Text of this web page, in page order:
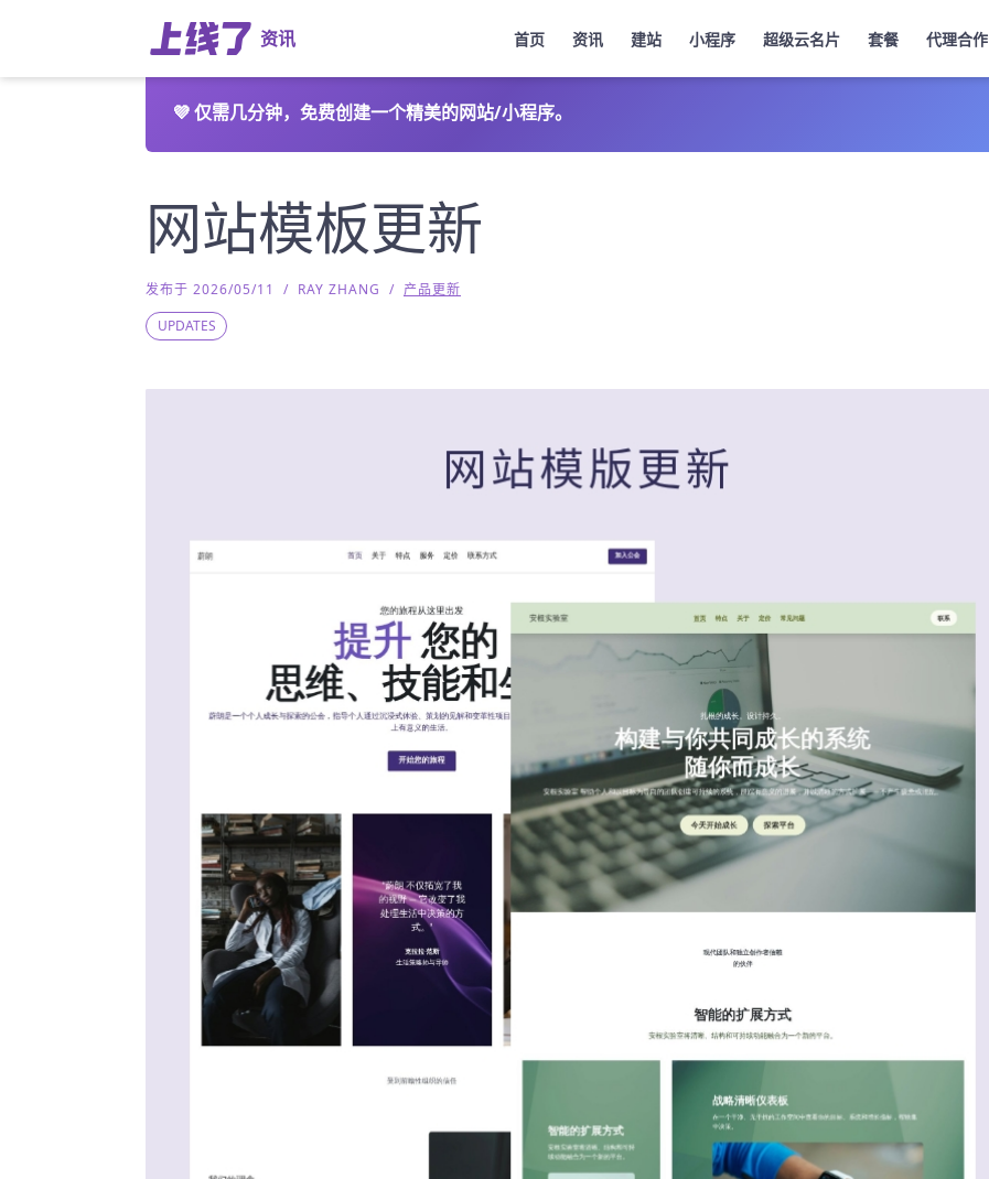
资讯 首页 资讯 建站 小程序 超级云名片 套餐 代理合作
💜仅需几分钟，免费创建一个精美的网站/小程序。
网站模板更新
发布于 2026/05/11 / RAY ZHANG / 产品更新
UPDATES